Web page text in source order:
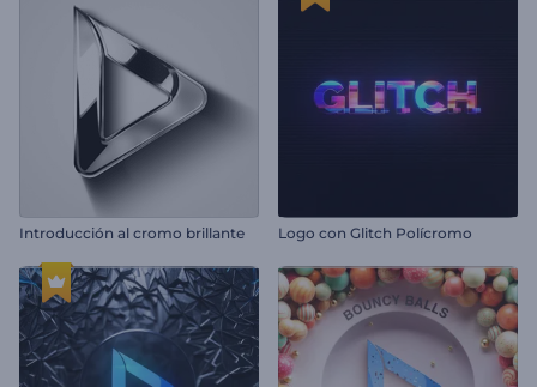
Introducción al cromo brillante Logo con Glitch Polícromo